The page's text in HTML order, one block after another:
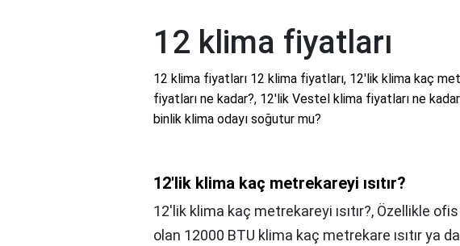
12 klima fiyatları
12 klima fiyatları 12 klima fiyatları, 12'lik klima kaç
fiyatları ne kadar?, 12'lik Vestel klima fiyatları ne
binlik klima odayı soğutur mu?
12'lik klima kaç metrekareyi ısıtır?
12'lik klima kaç metrekareyi ısıtır?, Özellikle
olan 12000 BTU klima kaç metrekare ısıtır ya